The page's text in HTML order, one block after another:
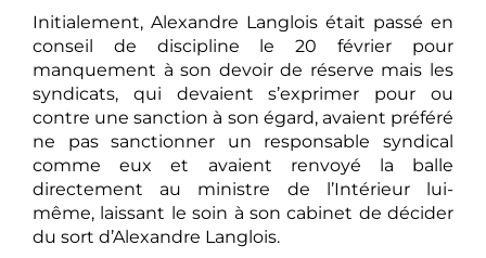
Initialement, Alexandre Langlois était passé en
conseil de discipline le 20 février pour
manquement à son devoir de réserve mais les
syndicats, qui devaient s’exprimer pour ou
contre une sanction à son égard, avaient préféré
ne pas sanctionner un responsable syndical
comme eux et avaient renvoyé la balle
directement au ministre de l’Intérieur lui-
même, laissant le soin à son cabinet de décider
du sort d’Alexandre Langlois.